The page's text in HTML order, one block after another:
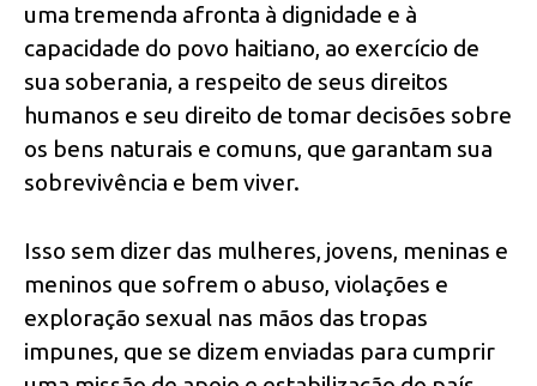
uma tremenda afronta à dignidade e à
capacidade do povo haitiano, ao exercício de
sua soberania, a respeito de seus direitos
humanos e seu direito de tomar decisões sobre
os bens naturais e comuns, que garantam sua
sobrevivência e bem viver.
Isso sem dizer das mulheres, jovens, meninas e
meninos que sofrem o abuso, violações e
exploração sexual nas mãos das tropas
impunes, que se dizem enviadas para cumprir